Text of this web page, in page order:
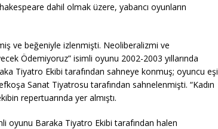
dahil olmak üzere, yabancı oyunların
ve beğeniyle izlenmişti. Neoliberalizmi ve
Ödemiyoruz” isimli oyunu 2002-2003 yıllarında
Tiyatro Ekibi tarafından sahneye konmuş; oyuncu eşi
Sanat Tiyatrosu tarafından sahnelenmişti. “Kadın
repertuarında yer almıştı.
oyunu Baraka Tiyatro Ekibi tarafından halen